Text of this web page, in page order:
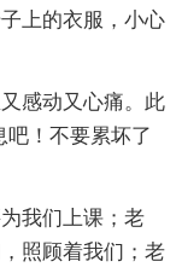
上的衣服，小心
感动又心痛。此
吧！不要累坏了
我们上课；老
照顾着我们；老